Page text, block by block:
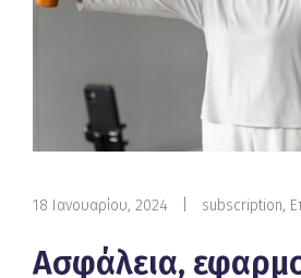
18 Ιανουαρίου, 2024 subscription,
Ασφάλεια,